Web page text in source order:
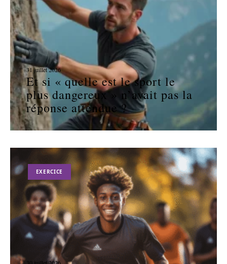
31 juillet 2026
Et si « quelle est le sport le
plus dangereux » n’avait pas la
réponse attendue ?
EXERCICE
30 juillet 2026